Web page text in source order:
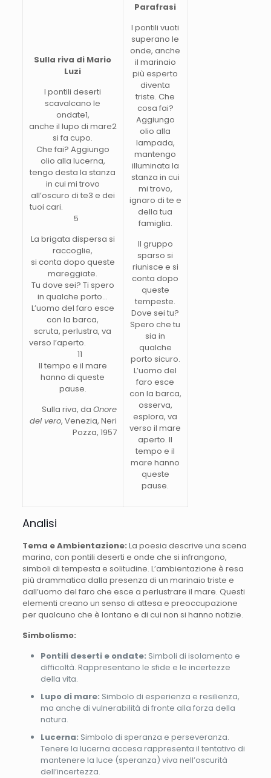
Sulla riva di Mario
Luzi
I pontili deserti
scavalcano le
ondate1,
anche il lupo di mare2
si fa cupo.
Che fai? Aggiungo
olio alla lucerna,
tengo desta la stanza
in cui mi trovo
all’oscuro di te3 e dei
tuoi cari.
5
La brigata dispersa si
raccoglie,
si conta dopo queste
mareggiate.
Tu dove sei? Ti spero
in qualche porto…
L’uomo del faro esce
con la barca,
scruta, perlustra, va
verso l’aperto.
11
Il tempo e il mare
hanno di queste
pause.
Sulla riva, da Onore
del vero, Venezia, Neri
Pozza, 1957
Parafrasi
I pontili vuoti
superano le
onde, anche
il marinaio
più esperto
diventa
triste. Che
cosa fai?
Aggiungo
olio alla
lampada,
mantengo
illuminata la
stanza in cui
mi trovo,
ignaro di te e
della tua
famiglia.
Il gruppo
sparso si
riunisce e si
conta dopo
queste
tempeste.
Dove sei tu?
Spero che tu
sia in
qualche
porto sicuro.
L’uomo del
faro esce
con la barca,
osserva,
esplora, va
verso il mare
aperto. Il
tempo e il
mare hanno
queste
pause.
Analisi
Tema e Ambientazione: La poesia descrive una scena
marina, con pontili deserti e onde che si infrangono,
simboli di tempesta e solitudine. L’ambientazione è resa
più drammatica dalla presenza di un marinaio triste e
dall’uomo del faro che esce a perlustrare il mare. Questi
elementi creano un senso di attesa e preoccupazione
per qualcuno che è lontano e di cui non si hanno notizie.
Simbolismo:
Pontili deserti e ondate: Simboli di isolamento e
difficoltà. Rappresentano le sfide e le incertezze
della vita.
Lupo di mare: Simbolo di esperienza e resilienza,
ma anche di vulnerabilità di fronte alla forza della
natura.
Lucerna: Simbolo di speranza e perseveranza.
Tenere la lucerna accesa rappresenta il tentativo di
mantenere la luce (speranza) viva nell’oscurità
dell’incertezza.